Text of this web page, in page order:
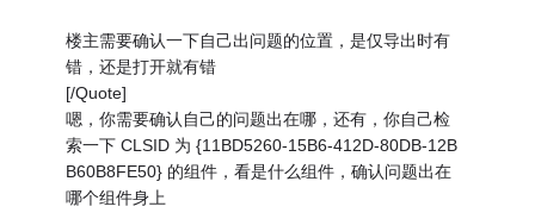
楼主需要确认一下自己出问题的位置，是仅导出时有
错，还是打开就有错
[/Quote]
嗯，你需要确认自己的问题出在哪，还有，你自己检
索一下 CLSID 为 {11BD5260-15B6-412D-80DB-12B
B60B8FE50} 的组件，看是什么组件，确认问题出在
哪个组件身上